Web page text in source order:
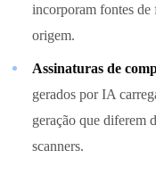
incorporam fontes de
origem.
Assinaturas de
gerados por IA
geração que diferem
scanners.